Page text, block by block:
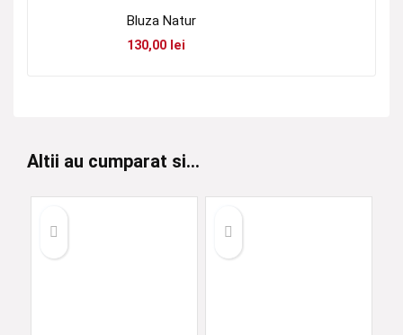
Bluza Natur
130,00 lei
Altii au cumparat si...